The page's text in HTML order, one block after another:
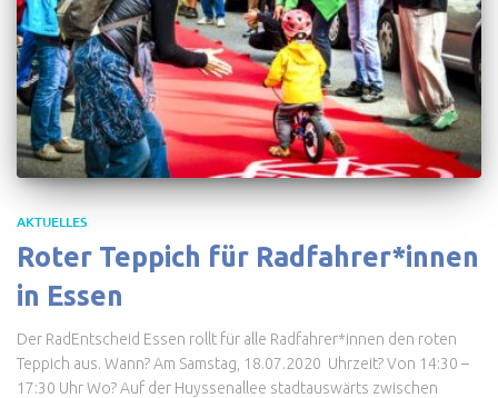
AKTUELLES
Roter Teppich für Radfahrer*innen
in Essen
Der RadEntscheid Essen rollt für alle Radfahrer*innen den roten
Teppich aus. Wann? Am Samstag, 18.07.2020 Uhrzeit? Von 14:30 –
17:30 Uhr Wo? Auf der Huyssenallee stadtauswärts zwischen